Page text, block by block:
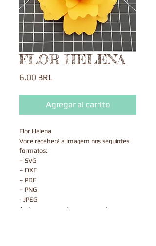
FLOR HELENA
6,00 BRL
Agregar al carrito
Flor Helena
Você receberá a imagem nos seguintes
formatos:
– SVG
– DXF
– PDF
– PNG
- JPEG
Após o pagamento ser aprovado, o